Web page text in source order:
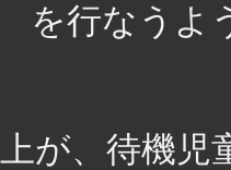
を行なうよ
が、待機児